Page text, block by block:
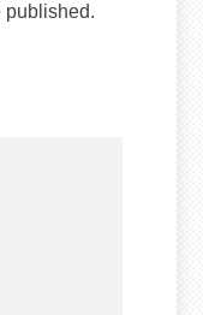
published.